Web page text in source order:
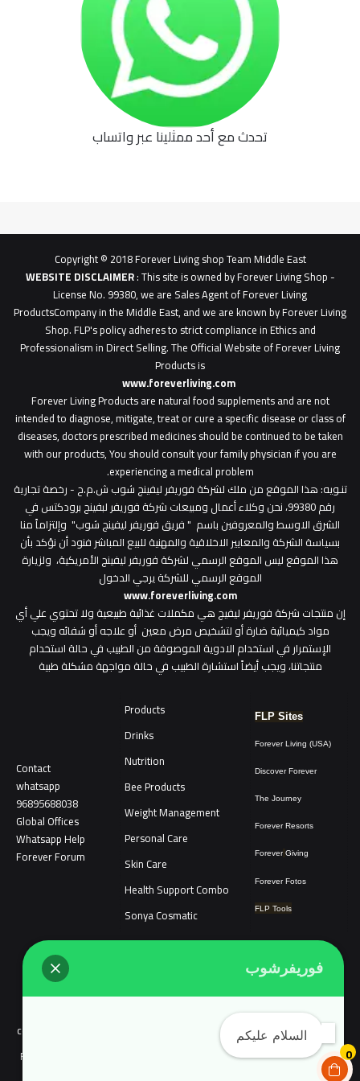
0
تحدث مع أحد ممثلينا عبر واتساب
Copyright © 2018 Forever Living shop Team Middle East
WEBSITE DISCLAIMER: This site is owned by Forever Living Shop -
License No. 99380, we are Sales Agent of Forever Living
ProductsCompany in the Middle East, and we are known by Forever Living
Shop. FLP's policy adheres to strict compliance in Ethics and
Professionalism in Direct Selling. The Official Website of Forever Living
Products is
www.foreverliving.com
Forever Living Products are natural food supplements and are not
intended to diagnose, mitigate, treat or cure a specific disease or class of
diseases, doctors prescribed medicines should be continued to be taken
with our products, You should consult your family physician if you are
experiencing a medical problem.
تنـويه: هذا الموقع من ملك لشركة فوريفر ليفينج شوب ش.م.ح - رخصة تجارية
رقم 99380، نحن وكلاء أعمال ومبيعات شركة فوريفر لبفينج برودكتس في
الشرق الاوسط والمعروفين باسم " فريق فوريفر ليفينج شوب" وإلتزاماً منا
بسياسة الشركة والمعايير الاخلاقية والمهنية للبيع المباشر فنود أن نؤكد بأن
هذا الموقع ليس الموقع الرسمي لشركة فوريفر ليفينج الأمريكية، ولزيارة
الموقع الرسمي للشركة يرجي الدخول
www.foreverliving.com
​إن منتجات شركة فوريفر ليفيج هي مكملات غذائية طبيعية ولا تحتوي علي أي
مواد كيميائية ضارة أو لتشخيص مرض معين أو علاجه أو شفائه ويجب
الإستمرار في استخدام الادوية الموصوفة من الطبيب في حالة استخدام
منتجاتنا، ويجب أيضاً استشارة الطبيب في حالة مواجهة مشكلة طبية
FLP Sites
Forever Living (USA)
Discover Forever
The Journey
Forever Resorts
Forever Giving
Forever Fotos
FLP Tools
Products
Drinks
Nutrition
Bee Products
Weight Management
Personal Care
Skin Care
Health Support Combo
Sonya Cosmatic
Contact
whatsapp
96895688038
Global Offices
Whatsapp Help
Forever Forum
COPYRIGHT © 2018 FOREVER LIVING SHOP ALL RIGHTS RESERVED.
continental Europe and Complyed with EU user consent policy EU Cookie
Law يمكنك التحدث مع خدمة عملاء ®Forever Living Products shop 2026
فوريفرشوب
السلام عليكم